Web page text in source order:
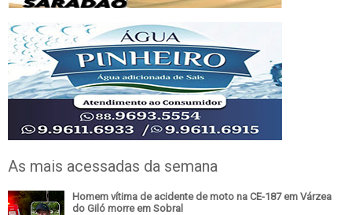
As mais acessadas da semana
Homem vítima de acidente de moto na CE-187 em Várzea
do Giló morre em Sobral